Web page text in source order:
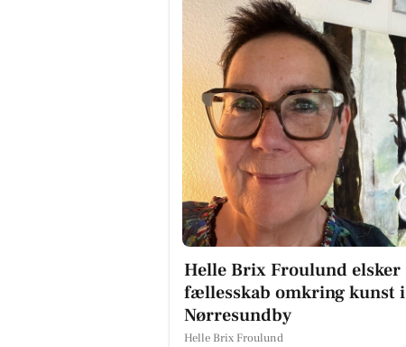
Helle Brix Froulund elsker
fællesskab omkring kunst i
Nørresundby
Helle Brix Froulund